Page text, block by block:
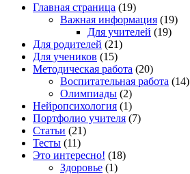
Главная страница (19)
Важная информация (19)
Для учителей (19)
Для родителей (21)
Для учеников (15)
Методическая работа (20)
Воспитательная работа (14)
Олимпиады (2)
Нейропсихология (1)
Портфолио учителя (7)
Статьи (21)
Тесты (11)
Это интересно! (18)
Здоровье (1)